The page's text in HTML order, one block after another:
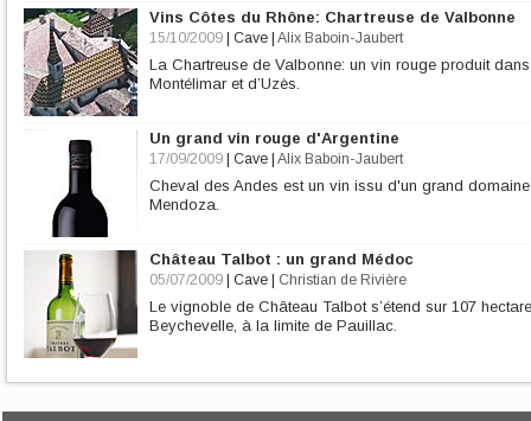
Vins Côtes du Rhône: Chartreuse de Valbonne
15/10/2009 Cave Alix Baboin-Jaubert
La Chartreuse de Valbonne: un vin rouge produit
Montélimar et d’Uzès.
Un grand vin rouge d'Argentine
17/09/2009 Cave Alix Baboin-Jaubert
Cheval des Andes est un vin issu d'un grand
Mendoza.
Château Talbot : un grand Médoc
05/07/2009 Cave Christian de Rivière
Le vignoble de Château Talbot s’étend sur 107
Beychevelle, à la limite de Pauillac.